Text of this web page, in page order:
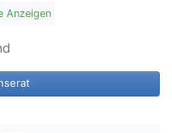
Anzeigen